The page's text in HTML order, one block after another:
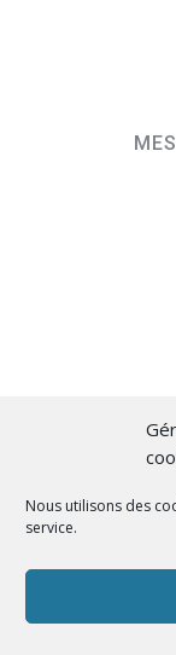
Nous utilisons des
service.